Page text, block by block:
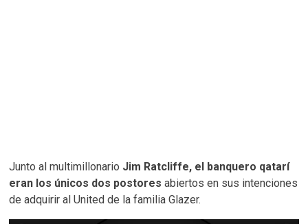
Junto al multimillonario Jim Ratcliffe, el banquero qatarí
eran los únicos dos postores abiertos en sus intenciones
de adquirir al United de la familia Glazer.